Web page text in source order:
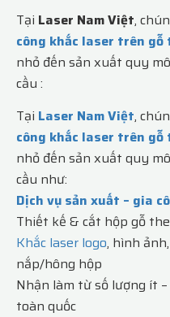
Tại Laser Nam Việt,
công khắc laser trên gỗ
nhỏ đến sản xuất quy
cầu :
Tại Laser Nam Việt,
công khắc laser trên gỗ
nhỏ đến sản xuất quy
cầu như:
Dịch vụ sản xuất – gia
Thiết kế & cắt hộp gỗ
Khắc laser logo, hình
nắp/hông hộp
Nhận làm từ số lượng ít
toàn quốc